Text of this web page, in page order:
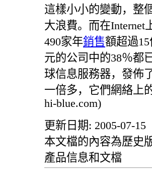
這樣小小的變動，整
大浪費。而在Internet
490家年銷售額超過
元的公司中的38％都
球信息服務器，發佈
一倍多，它們網絡上
hi-blue.com)
更新日期: 2005-07-15
本文檔的內容為歷史
產品信息和文檔